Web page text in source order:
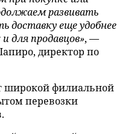
развивать
доставку еще удобнее
для продавцов», —
директор по
широкой филиальной
перевозки